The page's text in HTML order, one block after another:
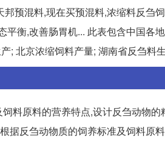
预混料,现在买预混料,浓缩料反刍
衡,改善肠胃机... 此表包含中国各
北京浓缩饲料产量; 湖南省反刍料生
料原料的营养特点,设计反刍动物
据反刍动物质的饲养标准及饲料原